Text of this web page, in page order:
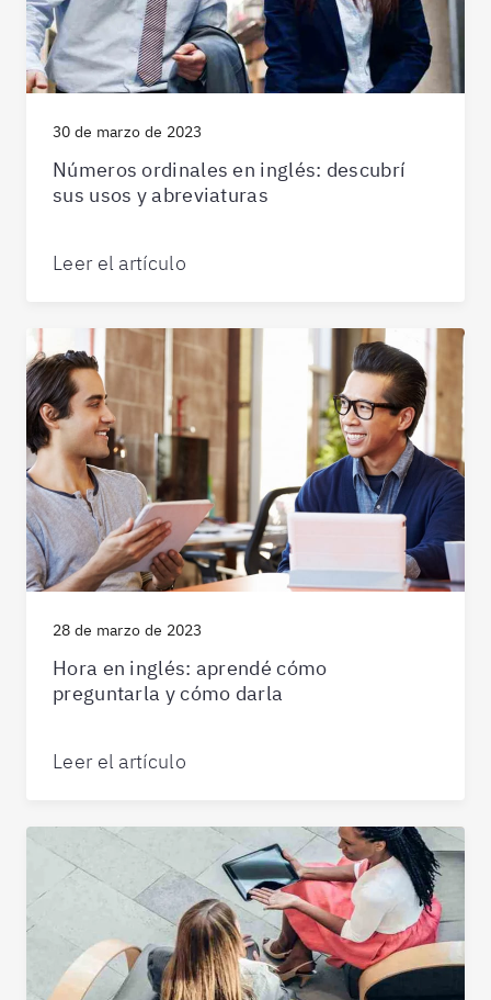
30 de marzo de 2023
Números ordinales en inglés: descubrí
sus usos y abreviaturas
Leer el artículo
28 de marzo de 2023
Hora en inglés: aprendé cómo
preguntarla y cómo darla
Leer el artículo